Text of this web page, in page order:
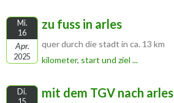
Mi.
16
Apr.
2025
zu fuss in arles
quer durch die stadt in ca. 13 km
kilometer, start und ziel ...
Di.
mit dem TGV nach arles